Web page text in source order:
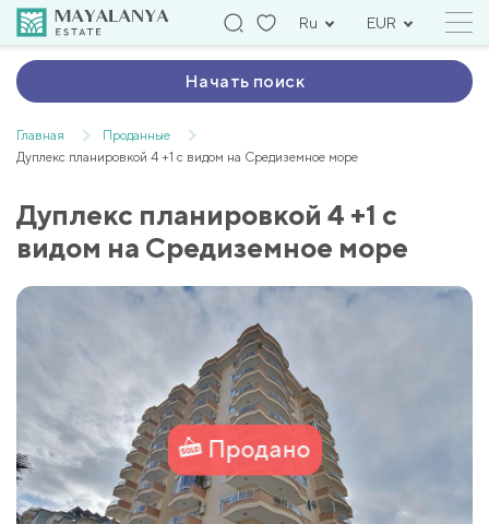
Ru EUR
Начать поиск
Главная
Проданные
Дуплекс планировкой 4 +1 с видом на Средиземное море
Дуплекс планировкой 4 +1 с
видом на Средиземное море
Продано